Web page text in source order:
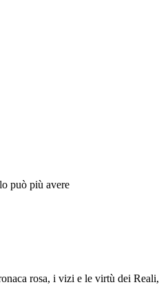
può più avere
rosa, i vizi e le virtù dei